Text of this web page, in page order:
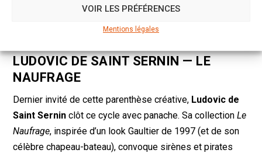
VOIR LES PRÉFÉRENCES
Mentions légales
LUDOVIC DE SAINT SERNIN — LE
NAUFRAGE
Dernier invité de cette parenthèse créative, Ludovic de
Saint Sernin clôt ce cycle avec panache. Sa collectionLe
Naufrage, inspirée d’un look Gaultier de 1997 (et de son
célèbre chapeau-bateau), convoque sirènes et pirates